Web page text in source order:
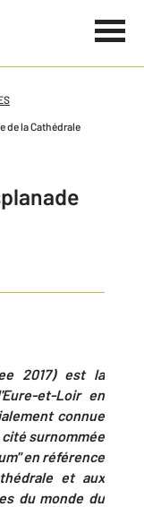
de la Cathédrale
2017) est la
et-Loir en
connue
surnommée
en référence
et aux
du monde du